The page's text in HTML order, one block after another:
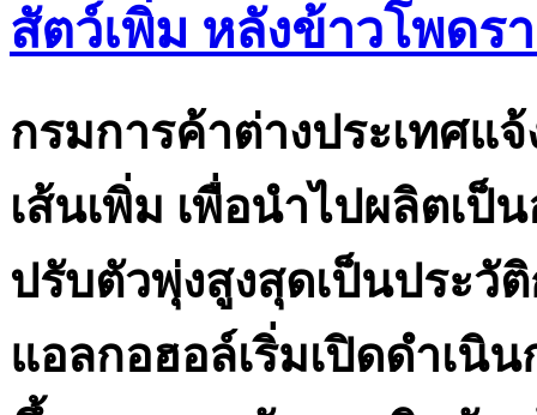
สัตว์เพิ่ม หลังข้าวโพดร
กรมการค้าต่างประเทศแ
เส้นเพิ่ม เพื่อนำไปผลิตเป็
ปรับตัวพุ่งสูงสุดเป็นประวั
แอลกอฮอล์เริ่มเปิดดำเนิ